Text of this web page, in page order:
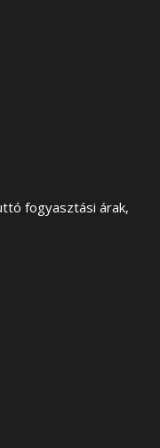
fogyasztási árak,